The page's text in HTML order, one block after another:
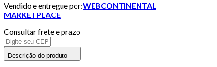
Vendido e entregue por:WEBCONTINENTAL
MARKETPLACE
Consultar frete e prazo
Descrição do produto